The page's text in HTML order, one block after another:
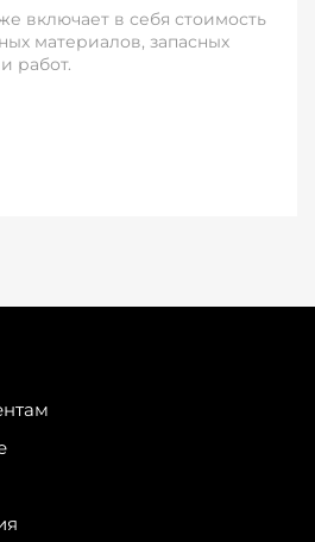
включает в себя стоимость
материалов, запасных
работ.